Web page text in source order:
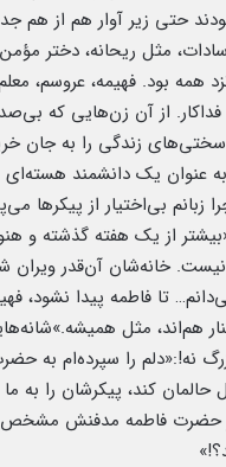
حتی زیر آوار هم از هم
مثل ریحانه، دختر
همه بود. فهیمه، عروسم،
از آن زن‌هایی که
زندگی را به جان
به‌ عنوان یک دانشمند
زبانم بی‌اختیار از پیکرها
از یک هفته گذشته و
خانه‌شان آن‌قدر ویران
تا فاطمه پیدا نشود،
هم‌اند، مثل
نه!:«دلم را سپرده‌ام به
کند، پیکرشان را به ما
حضرت فاطمه مدفنش